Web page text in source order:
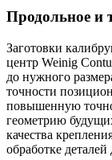
Продольное и
Заготовки
центр Weinig
до нужного
точности
повышенную
геометрию
качества
обработке